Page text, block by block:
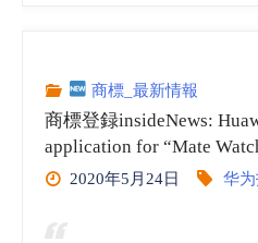
録
Apple’s
商標_最新情報
商標登録insideNews:
application for “Mate
2020年5月24日 华